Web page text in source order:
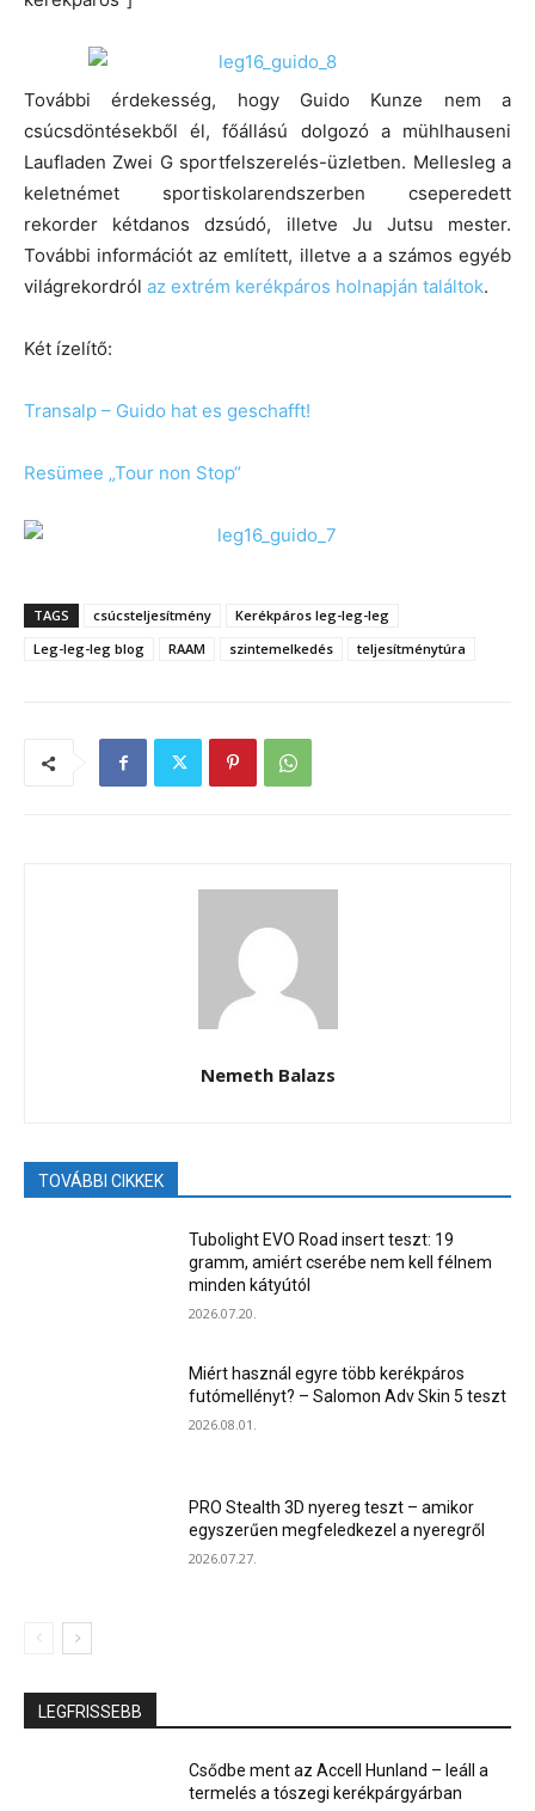
További érdekesség, hogy Guido Kunze nem a
csúcsdöntésekből él, főállású dolgozó a mühlhauseni
Laufladen Zwei G sportfelszerelés-üzletben. Mellesleg a
keletnémet sportiskolarendszerben cseperedett
rekorder kétdanos dzsúdó, illetve Ju Jutsu mester.
További információt az említett, illetve a a számos egyéb
világrekordról az extrém kerékpáros holnapján találtok.
Két ízelítő:
Transalp – Guido hat es geschafft!
Resümee „Tour non Stop“
TAGS csúcsteljesítmény
Kerékpáros leg-leg-leg
Leg-leg-leg blog
RAAM szintemelkedés teljesítménytúra
Nemeth Balazs
TOVÁBBI CIKKEK
Tubolight EVO Road insert teszt: 19
gramm, amiért cserébe nem kell félnem
minden kátyútól
2026.07.20.
Miért használ egyre több kerékpáros
futómellényt? – Salomon Adv Skin 5 teszt
2026.08.01.
PRO Stealth 3D nyereg teszt – amikor
egyszerűen megfeledkezel a nyeregről
2026.07.27.
LEGFRISSEBB
Csődbe ment az Accell Hunland – leáll a
termelés a tószegi kerékpárgyárban